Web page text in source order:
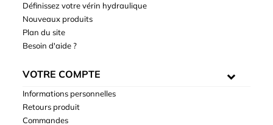
Définissez votre vérin hydraulique
Nouveaux produits
Plan du site
Besoin d'aide ?
VOTRE COMPTE
Informations personnelles
Retours produit
Commandes